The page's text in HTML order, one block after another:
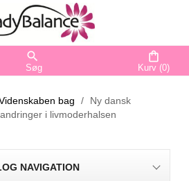
search
Søg
shopping_bag
Kurv (0)
bag
Ny dansk
i livmoderhalsen
NAVIGATION